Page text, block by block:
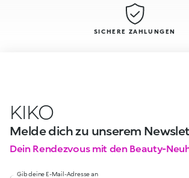
SICHERE ZAHLUNGEN
KIKO
Melde dich zu unserem
Dein Rendezvous mit den Beauty-
Gib deine E-Mail-Adresse an